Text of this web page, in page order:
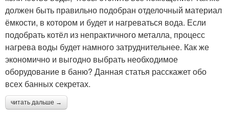
должен быть правильно подобран отделочный материал
ёмкости, в котором и будет и нагреваться вода. Если
подобрать котёл из непрактичного металла, процесс
нагрева воды будет намного затруднительнее. Как же
экономично и выгодно выбрать необходимое
оборудование в баню? Данная статья расскажет обо
всех банных секретах.
читать дальше →